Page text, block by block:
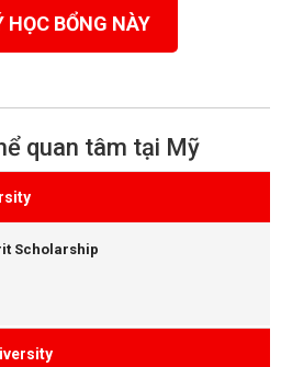
HỌC BỔNG NÀY
quan tâm tại Mỹ
Scholarship